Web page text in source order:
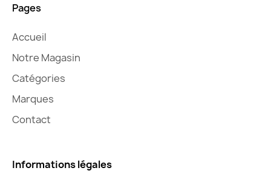
Pages
Accueil
Notre Magasin
Catégories
Marques
Contact
Informations légales